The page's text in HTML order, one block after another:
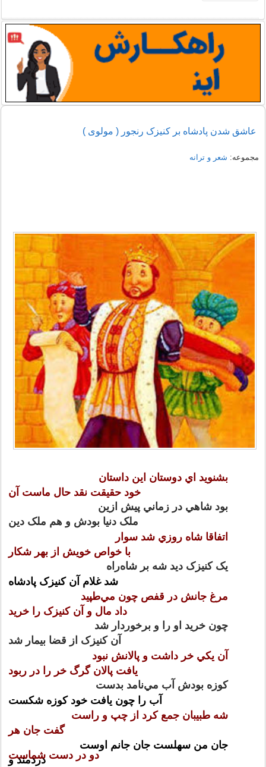
عاشق شدن پادشاه بر کنیزک رنجور ( مولوی )
مجموعه: شعر و ترانه
بشنويد اي دوستان اين داستان
خود حقيقت نقد حال ماست آن
بود شاهي در زماني پيش ازين
ملک دنيا بودش و هم ملک دين
اتفاقا شاه روزي شد سوار
با خواص خويش از بهر شکار
يک کنيزک ديد شه بر شاه‌راه
شد غلام آن کنيزک پادشاه
مرغ جانش در قفص چون مي‌طپيد
داد مال و آن کنيزک را خريد
چون خريد او را و برخوردار شد
آن کنيزک از قضا بيمار شد
آن يکي خر داشت و پالانش نبود
يافت پالان گرگ خر را در ربود
کوزه بودش آب مي‌نامد بدست
آب را چون يافت خود کوزه شکست
شه طبيبان جمع کرد از چپ و راست
گفت جان هر
دو در دست شماست
جان من سهلست جان جانم اوست
دردمند و